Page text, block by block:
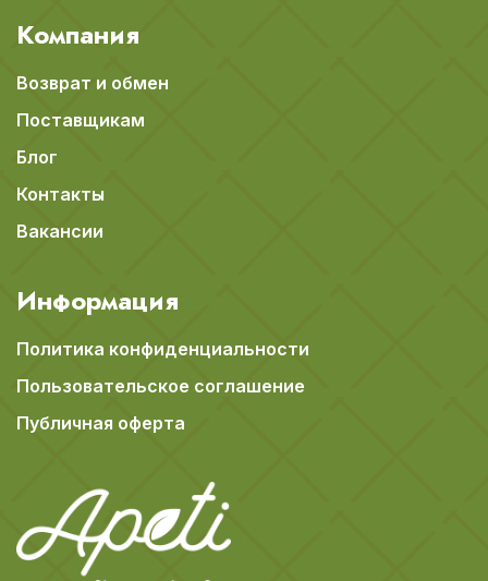
Компания
Возврат и обмен
Поставщикам
Блог
Контакты
Вакансии
Информация
Политика конфиденциальности
Пользовательское соглашение
Публичная оферта